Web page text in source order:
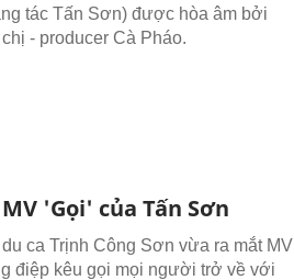
tác Tấn Sơn) được hòa âm bởi
- producer Cà Pháo.
'Gọi' của Tấn Sơn
ca Trịnh Công Sơn vừa ra mắt MV
điệp kêu gọi mọi người trở về với